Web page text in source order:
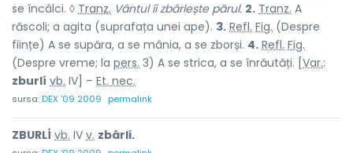
se încâlci. ◊ Tranz. Vântul îi zbârlește părul. 2. Tranz. A
răscoli; a agita (suprafața unei ape). 3. Refl. Fig. (Despre
ființe) A se supăra, a se mânia, a se zborși. 4. Refl. Fig.
(Despre vreme; la pers. 3) A se strica, a se înrăutăți. [ Var.:
zburlí vb. IV] – Et. nec.
sursa:DEX '09 2009 permalink
ZBURLÍ vb. IV v. zbârli.